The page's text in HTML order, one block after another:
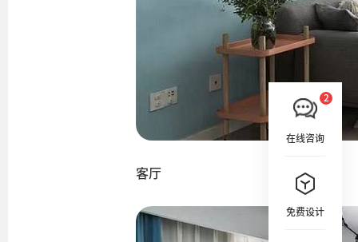
在线咨询
免费设计
客厅